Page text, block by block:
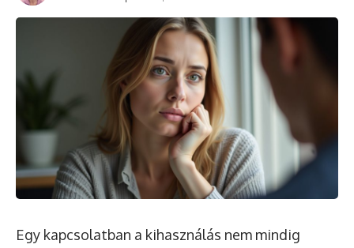
Egy kapcsolatban a kihasználás nem mindig